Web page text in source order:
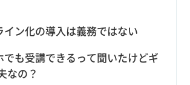
イン化の導入は義務ではない
でも受講できるって聞いたけどギ
なの？